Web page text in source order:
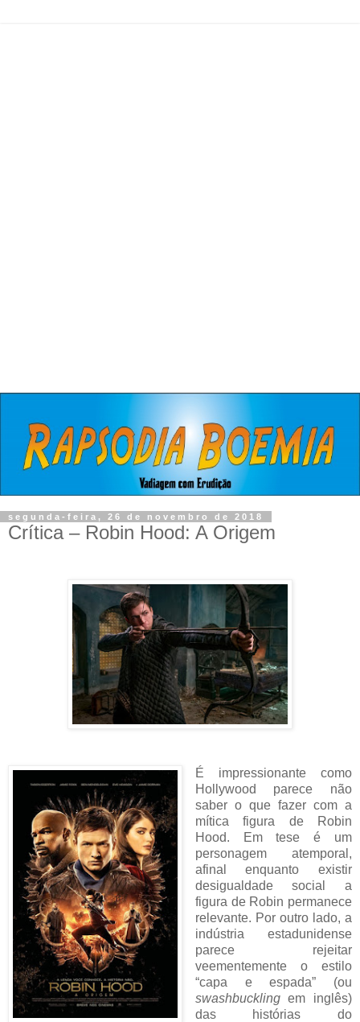
segunda-feira, 26 de novembro de 2018
Crítica – Robin Hood: A Origem
É impressionante como
Hollywood parece não
saber o que fazer com a
mítica figura de Robin
Hood. Em tese é um
personagem atemporal,
afinal enquanto existir
desigualdade social a
figura de Robin permanece
relevante. Por outro lado, a
indústria estadunidense
parece rejeitar
veementemente o estilo
“capa e espada” (ou
swashbucklingem inglês)
das histórias do